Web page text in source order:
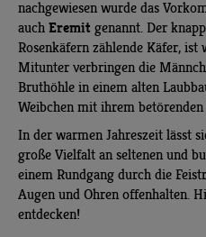
nachgewiesen wurde das
auch Eremit genannt. Der
Rosenkäfern zählende Käfer,
Mitunter verbringen die
Bruthöhle in einem alten
Weibchen mit ihrem
In der warmen Jahreszeit lässt
große Vielfalt an seltenen und
einem Rundgang durch die
Augen und Ohren offenhalten.
entdecken!